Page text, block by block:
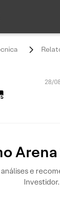
28/
e
Investidor.